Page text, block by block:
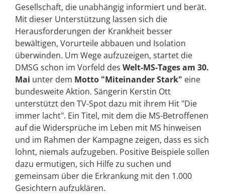
Gesellschaft, die unabhängig informiert und berät.
Mit dieser Unterstützung lassen sich die
Herausforderungen der Krankheit besser
bewältigen, Vorurteile abbauen und Isolation
überwinden. Um Wege aufzuzeigen, startet die
DMSG schon im Vorfeld des Welt-MS-Tages am 30.
Mai unter dem Motto "Miteinander Stark" eine
bundesweite Aktion. Sängerin Kerstin Ott
unterstützt den TV-Spot dazu mit ihrem Hit "Die
immer lacht". Ein Titel, mit dem die MS-Betroffenen
auf die Widersprüche im Leben mit MS hinweisen
und im Rahmen der Kampagne zeigen, dass es sich
lohnt, niemals aufzugeben. Positive Beispiele sollen
dazu ermutigen, sich Hilfe zu suchen und
gemeinsam über die Erkrankung mit den 1.000
Gesichtern aufzuklären.